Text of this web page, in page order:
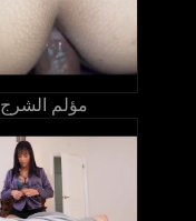
مؤلم الشرج